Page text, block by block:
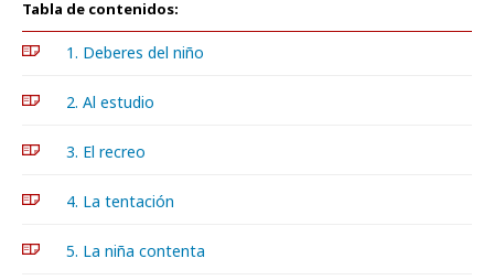
Tabla de contenidos:
1. Deberes del niño
2. Al estudio
3. El recreo
4. La tentación
5. La niña contenta